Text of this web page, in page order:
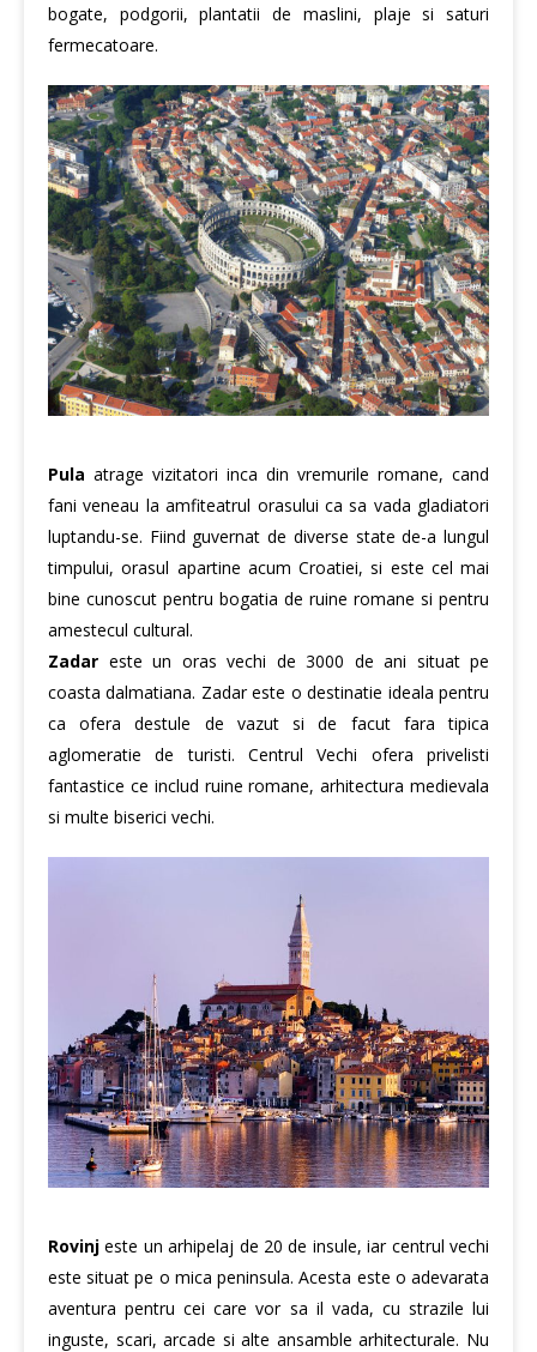
bogate, podgorii, plantatii de maslini, plaje si saturi
fermecatoare.
Pula atrage vizitatori inca din vremurile romane, cand
fani veneau la amfiteatrul orasului ca sa vada gladiatori
luptandu-se. Fiind guvernat de diverse state de-a lungul
timpului, orasul apartine acum Croatiei, si este cel mai
bine cunoscut pentru bogatia de ruine romane si pentru
amestecul cultural.
Zadar este un oras vechi de 3000 de ani situat pe
coasta dalmatiana. Zadar este o destinatie ideala pentru
ca ofera destule de vazut si de facut fara tipica
aglomeratie de turisti. Centrul Vechi ofera privelisti
fantastice ce includ ruine romane, arhitectura medievala
si multe biserici vechi.
Rovinj este un arhipelaj de 20 de insule, iar centrul vechi
este situat pe o mica peninsula. Acesta este o adevarata
aventura pentru cei care vor sa il vada, cu strazile lui
inguste, scari, arcade si alte ansamble arhitecturale. Nu